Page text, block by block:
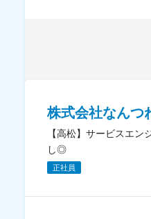
株式会社なんつ
【高松】サービスエ
し◎
正社員